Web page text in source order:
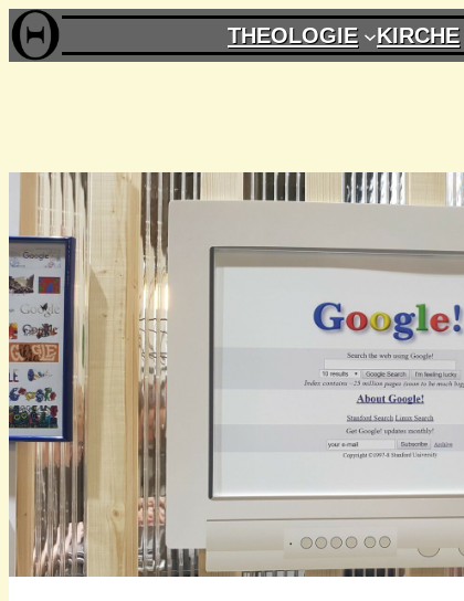
Zum
Inhalt
THEOLOGIE KIRCHE